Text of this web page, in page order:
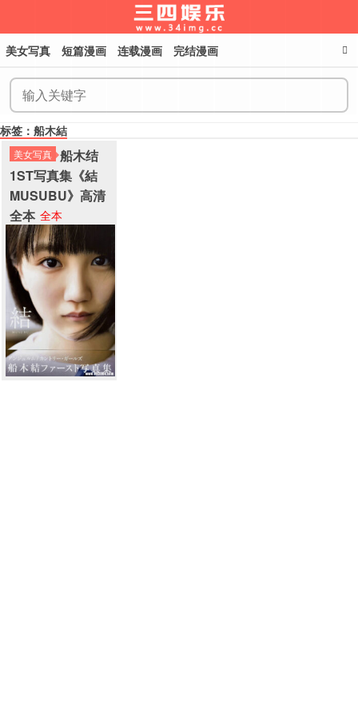
美女写真 短篇漫画 连载漫画 完结漫画
标签：船木結
美女写真 船木结
1ST写真集《結
MUSUBU》高清
全本 全本